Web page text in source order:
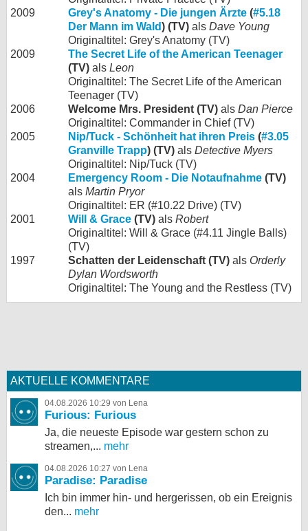
2009
Grey's Anatomy - Die jungen Ärzte (#5.18
Der Mann im Wald) (TV) als Dave Young
Originaltitel: Grey's Anatomy (TV)
2009
The Secret Life of the American Teenager
(TV) als Leon
Originaltitel: The Secret Life of the American
Teenager (TV)
2006
Welcome Mrs. President (TV) als Dan Pierce
Originaltitel: Commander in Chief (TV)
2005
Nip/Tuck - Schönheit hat ihren Preis (#3.05
Granville Trapp) (TV) als Detective Myers
Originaltitel: Nip/Tuck (TV)
2004
Emergency Room - Die Notaufnahme (TV)
als Martin Pryor
Originaltitel: ER (#10.22 Drive) (TV)
2001
Will & Grace (TV) als Robert
Originaltitel: Will & Grace (#4.11 Jingle Balls)
(TV)
1997
Schatten der Leidenschaft (TV) als Orderly
Dylan Wordsworth
Originaltitel: The Young and the Restless (TV)
AKTUELLE KOMMENTARE
04.08.2026 10:29 von Lena
Furious: Furious
Ja, die neueste Episode war gestern schon zu
streamen,... mehr
04.08.2026 10:27 von Lena
Paradise: Paradise
Ich bin immer hin- und hergerissen, ob ein Ereignis
den... mehr